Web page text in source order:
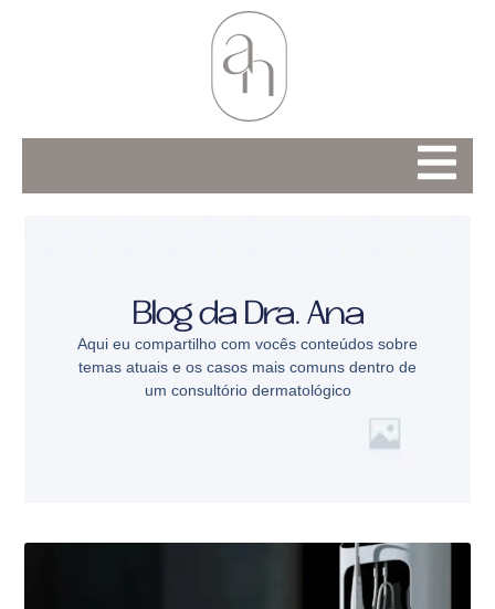
Blog da Dra. Ana
Aqui eu compartilho com vocês conteúdos sobre
temas atuais e os casos mais comuns dentro de
um consultório dermatológico